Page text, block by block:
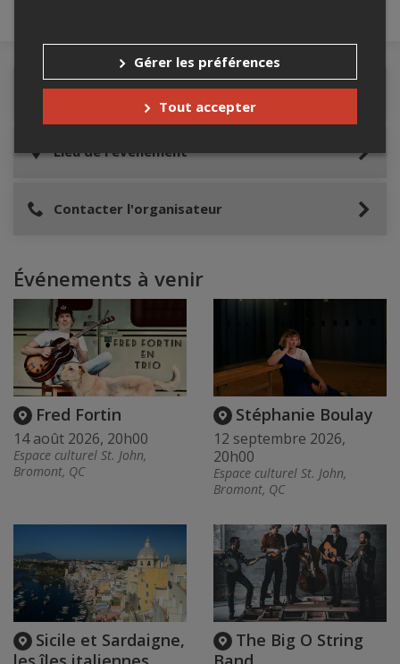
Détails de l'événement
Lieu de l'événement
Contacter l'organisateur
Événements à venir
Fred Fortin
14 août 2026, 20h00
Espace culturel St. John,
Bromont, QC
Stéphanie Boulay
12 septembre 2026,
20h00
Espace culturel St. John,
Bromont, QC
Sicile et Sardaigne,
The Big O String
Gérer les préférences
Tout accepter